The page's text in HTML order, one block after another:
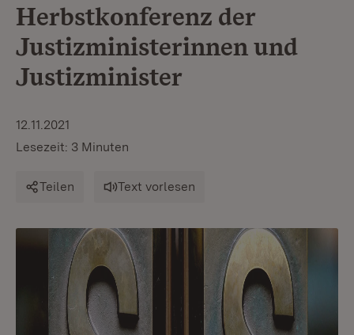
Herbstkonferenz der
Justizministerinnen und
Justizminister
12.11.2021
Lesezeit: 3 Minuten
Teilen Text vorlesen